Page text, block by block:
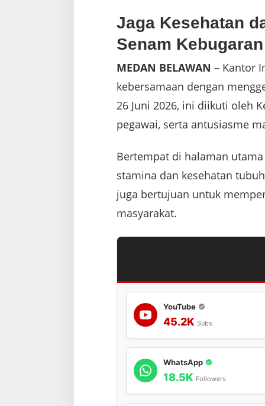
Jaga Kesehatan
Senam
MEDAN BELAWAN – Kantor
kebersamaan dengan
26 Juni 2026, ini diikuti oleh
pegawai, serta antusiasme
Bertempat di halaman
stamina dan kesehatan
juga bertujuan untuk
masyarakat.
YouTube
45.2K Subs
WhatsApp
18.5K Followers